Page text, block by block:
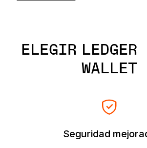
ELEGIR LEDGER
WALLET
Seguridad